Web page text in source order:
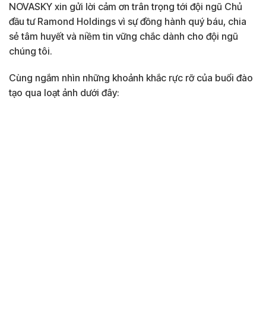
NOVASKY xin gửi lời cảm ơn trân trọng tới đội ngũ Chủ
đầu tư Ramond Holdings vì sự đồng hành quý báu, chia
sẻ tâm huyết và niềm tin vững chắc dành cho đội ngũ
chúng tôi.
Cùng ngắm nhìn những khoảnh khắc rực rỡ của buổi đào
tạo qua loạt ảnh dưới đây: